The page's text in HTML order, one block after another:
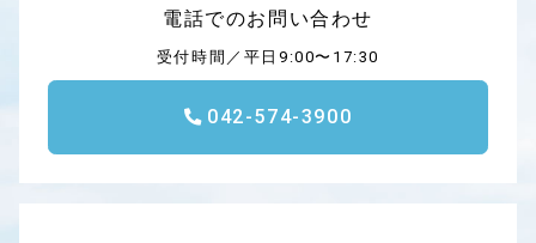
電話でのお問い合わせ
受付時間／平日9:00〜17:30
042-574-3900